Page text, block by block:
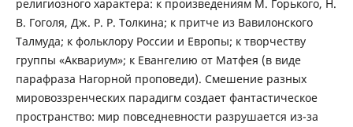
религиозного характера: к произведениям М. Горького, Н.
В. Гоголя, Дж. Р. Р. Толкина; к притче из Вавилонского
Талмуда; к фольклору России и Европы; к творчеству
группы «Аквариум»; к Евангелию от Матфея (в виде
парафраза Нагорной проповеди). Смешение разных
мировоззренческих парадигм создает фантастическое
пространство: мир повседневности разрушается из-за